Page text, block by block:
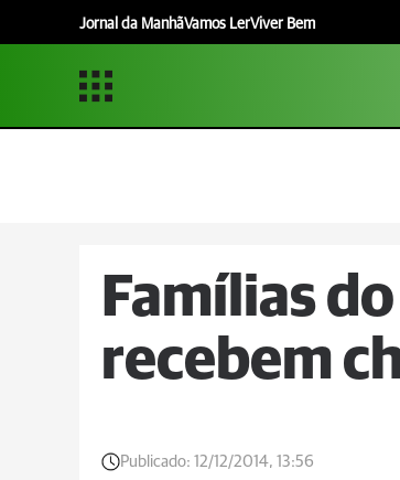
Jornal da ManhãVamos LerViver Bem
Famílias
recebem
Publicado: 12/12/2014, 13:56